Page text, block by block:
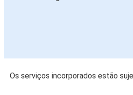
Os serviços incorporados estão